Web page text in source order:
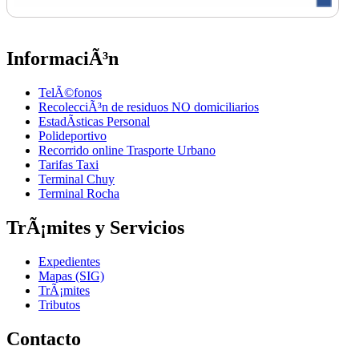
InformaciÃ³n
TelÃ©fonos
RecolecciÃ³n de residuos NO domiciliarios
EstadÃ­sticas Personal
Polideportivo
Recorrido online Trasporte Urbano
Tarifas Taxi
Terminal Chuy
Terminal Rocha
TrÃ¡mites y Servicios
Expedientes
Mapas (SIG)
TrÃ¡mites
Tributos
Contacto